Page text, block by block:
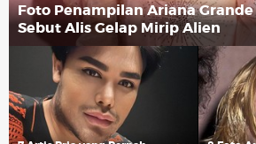
Foto Penampilan Ariana
Sebut Alis Gelap Mirip Alien